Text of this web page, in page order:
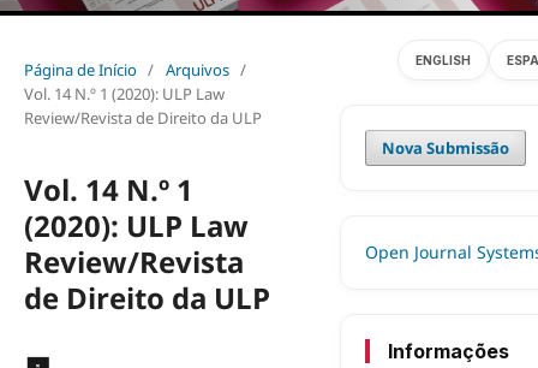
Página de Início / Arquivos /
Vol. 14 N.º 1 (2020): ULP Law
Review/Revista de Direito da ULP
Vol. 14 N.º 1
(2020): ULP Law
Review/Revista
de Direito da ULP
Nova Submissão
Open Journal
Informações
ENGLISH